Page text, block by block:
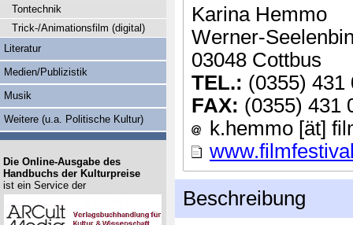
Karina Hemmo
Werner-
03048 Cottbus
TEL.: (0355) 431
FAX: (0355) 431
k.hemmo [ät]
Beschreibung
Tontechnik
Trick-/Animationsfilm (digital)
Literatur
Medien/Publizistik
Musik
Weitere (u.a. Politische Kultur)
Die Online-Ausgabe des
Handbuchs der Kulturpreise
ist ein Service der